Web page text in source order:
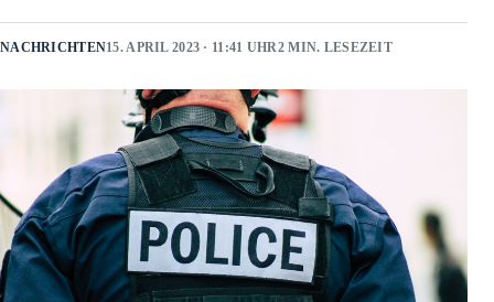
NACHRICHTEN15. APRIL 2023 · 11:41 UHR2 MIN. LESEZEIT